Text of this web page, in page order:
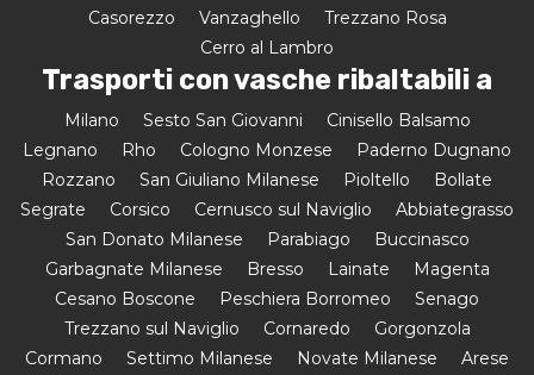
Casorezzo
Vanzaghello
Trezzano Rosa
Cerro al Lambro
Trasporti con vasche ribaltabili a
Milano Sesto San Giovanni
Cinisello Balsamo
Legnano
Rho Cologno Monzese
Paderno Dugnano
Rozzano
San Giuliano Milanese Pioltello
Bollate
Segrate
Corsico Cernusco sul Naviglio
Abbiategrasso
San Donato Milanese
Parabiago
Buccinasco
Garbagnate Milanese
Bresso Lainate
Magenta
Cesano Boscone
Peschiera Borromeo
Senago
Trezzano sul Naviglio
Cornaredo
Gorgonzola
Cormano
Settimo Milanese Novate Milanese
Arese